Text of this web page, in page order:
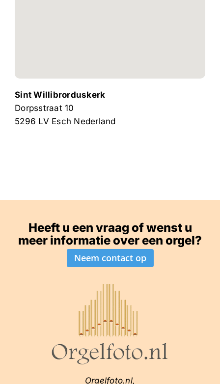
Sint Willibrorduskerk
Dorpsstraat 10
5296 LV Esch Nederland
Heeft u een vraag of wenst u
meer informatie over een orgel?
Neem contact op
Orgelfoto.nl,